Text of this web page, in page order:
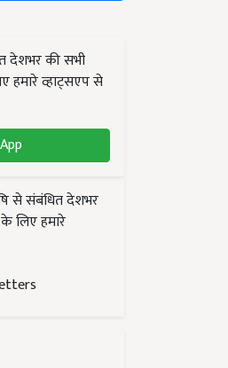
देशभर की सभी
हमारे व्हाट्सएप से
से संबंधित देशभर
लिए हमारे